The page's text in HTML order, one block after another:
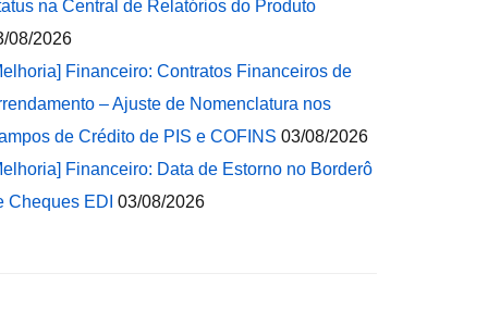
na Central de Relatórios do Produto
08/2026
Financeiro: Contratos Financeiros de
– Ajuste de Nomenclatura nos
de Crédito de PIS e COFINS 03/08/2026
Financeiro: Data de Estorno no Borderô
Cheques EDI 03/08/2026